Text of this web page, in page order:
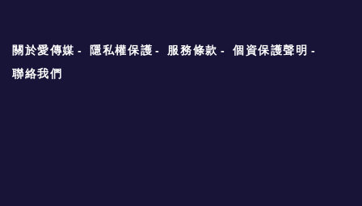
關於愛傳媒 隱私權保護 服務條款
個資保護聲明
聯絡我們